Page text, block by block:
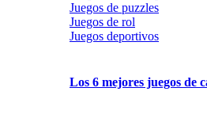
Juegos de puzzles
Juegos de rol
Juegos deportivos
Los 6 mejores juegos de